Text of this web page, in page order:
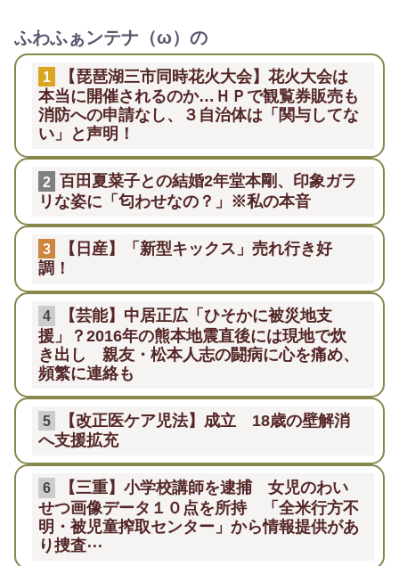
ふわふぁンテナ（ω）の
1
【琵琶湖三市同時花火大会】花火大会は
本当に開催されるのか…ＨＰで観覧券販売も
消防への申請なし、３自治体は「関与してな
い」と声明！
2
百田夏菜子との結婚2年堂本剛、印象ガラ
リな姿に「匂わせなの？」※私の本音
3
【日産】「新型キックス」売れ行き好
調！
4
【芸能】中居正広「ひそかに被災地支
援」？2016年の熊本地震直後には現地で炊
き出し 親友・松本人志の闘病に心を痛め、
頻繁に連絡も
5
【改正医ケア児法】成立 18歳の壁解消
へ支援拡充
6
【三重】小学校講師を逮捕 女児のわい
せつ画像データ１０点を所持 「全米行方不
明・被児童搾取センター」から情報提供があ
り捜査⋯